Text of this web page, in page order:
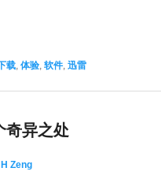
载, 体验, 软件, 迅雷
奇异之处
H Zeng